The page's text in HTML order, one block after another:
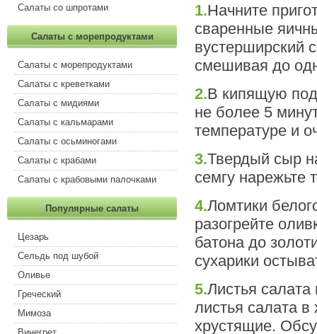
Салаты со шпротами
Салаты с морепродуктами
Салаты с морепродуктами
Салаты с креветками
Салаты с мидиями
Салаты с кальмарами
Салаты с осьминогами
Салаты с крабами
Салаты с крабовыми палочками
Популярные салаты
Цезарь
Сельдь под шубой
Оливье
Греческий
Мимоза
1.Начните
сваренные
вустерширский
смешивая до
2.В кипящую
не более 5
температуре и
3.Твердый сыр
семгу нарежьте
4.Ломтики
разогрейте
батона до
сухарики
5.Листья
листья салата
хрустящие.